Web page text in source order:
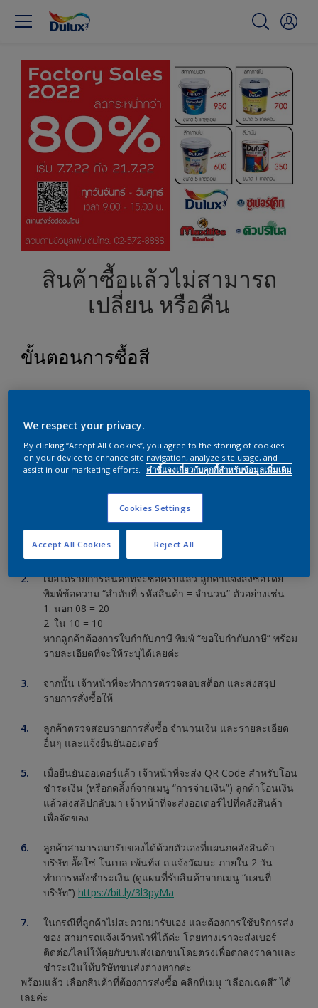
สินค้าซื้อแล้วไม่สามารถ
เปลี่ยน หรือคืน
ขั้นตอนการซื้อสี
สินค้า เบอร์สี เฉดสี* ขนาด ราคา และรหัสสั่งสินค้า**
*เฉดสีที่แสดง เป็นเฉดสีที่ใกล้เคียงโดยเทียบจากระบบ
คอมพิวเตอร์เท่านั้น หากต้องการดูเฉดสีจริง ลูกค้าสามารถ
เข้ามาดูได้ที่บอร์ดแสดงสินค้าที่ บริษัท อั๊คโซ่ โนเบล เพ้นท์ส
https://bit.ly/3l3pyMa
**รหัสสั่งสินค้า เช่น “นอก 08” “ใน 10” จะสื่อถึงประเภท
ของผลิตภัณฑ์ว่าเป็นสีทาภายนอก ภายใน หรือสีน้ำมัน
ลูกค้าจดรหัสสั่งสินค้านี้ไว้ใช้พิมพ์สั่งสินค้าค่ะ
เมื่อได้รายการสินค้าที่จะซื้อครบแล้ว ลูกค้าแจ้งสั่งซื้อโดย
พิมพ์ข้อความ “ลำดับที่ รหัสสินค้า = จำนวน” ตัวอย่างเช่น
1. นอก 08 = 20
2. ใน 10 = 10
หากลูกค้าต้องการใบกำกับภาษี พิมพ์ “ขอใบกำกับภาษี” พร้อม
รายละเอียดที่จะให้ระบุได้เลยค่ะ
จากนั้น เจ้าหน้าที่จะทำการตรวจสอบสต็อก และส่งสรุป
รายการสั่งซื้อให้
ลูกค้าตรวจสอบรายการสั่งซื้อ จำนวนเงิน และรายละเอียด
อื่นๆ และแจ้งยืนยันออเดอร์
เมื่อยืนยันออเดอร์แล้ว เจ้าหน้าที่จะส่ง QR Code สำหรับโอน
ชำระเงิน (หรือกดลิ้งก์จากเมนู “การจ่ายเงิน”) ลูกค้าโอนเงิน
แล้วส่งสลิปกลับมา เจ้าหน้าที่จะส่งออเดอร์ไปที่คลังสินค้า
เพื่อจัดของ
ลูกค้าสามารถมารับของได้ด้วยตัวเองที่แผนกคลังสินค้า
บริษัท อั๊คโซ่ โนเบล เพ้นท์ส ถ.แจ้งวัฒนะ ภายใน 2 วัน
ทำการหลังชำระเงิน (ดูแผนที่รับสินค้าจากเมนู “แผนที่
บริษัท”) https://bit.ly/3l3pyMa
ในกรณีที่ลูกค้าไม่สะดวกมารับเอง และต้องการใช้บริการส่ง
ของ สามารถแจ้งเจ้าหน้าที่ได้ค่ะ โดยทางเราจะส่งเบอร์
ติดต่อ/ไลน์ให้คุยกับขนส่งเอกชนโดยตรงเพื่อตกลงราคาและ
ชำระเงินให้บริษัทขนส่งต่างหากค่ะ
พร้อมแล้ว เลือกสินค้าที่ต้องการส่งซื้อ คลิกที่เมนู “เลือกเฉดสี” ได้
เลยค่ะ
We respect your privacy.
By clicking “Accept All Cookies”, you agree to the storing of cookies
on your device to enhance site navigation, analyze site usage, and
assist in our marketing efforts.
คำชี้แจงเกี่ยวกับคุกกี้สำหรับข้อมูลเพิ่มเติม
Cookies Settings
Reject All
Accept All Cookies